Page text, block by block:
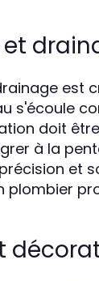
est
s'écoule
doit
à la
et
plombier